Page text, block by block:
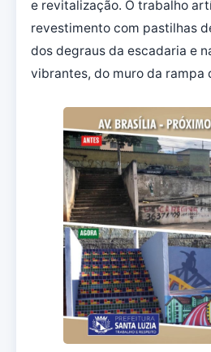
e revitalização. O trabalho
revestimento com pastilhas
dos degraus da escadaria e
vibrantes, do muro da rampa